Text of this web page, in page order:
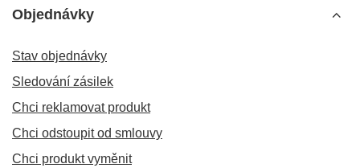
Objednávky
Stav objednávky
Sledování zásilek
Chci reklamovat produkt
Chci odstoupit od smlouvy
Chci produkt vyměnit